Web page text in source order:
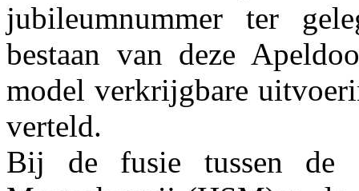
jubileumnummer ter
bestaan van deze
model verkrijgbare
verteld.
Bij de fusie tussen de